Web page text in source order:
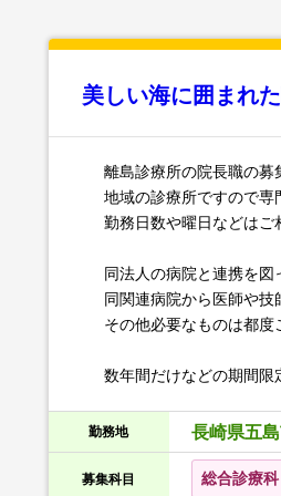
美しい海に囲まれ
離島診療所の院長職の募
地域の診療所ですので専
勤務日数や曜日などはご
同法人の病院と連携を図
同関連病院から医師や技
その他必要なものは都度
数年間だけなどの期間限
勤務地 長崎県五
募集科目 総合診療科